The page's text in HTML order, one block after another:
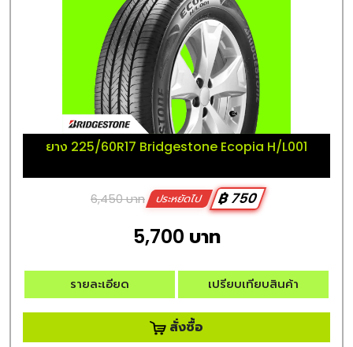
ยาง 225/60R17 Bridgestone Ecopia H/L001
6,450 บาท ประหยัดไป ฿ 750
5,700 บาท
รายละเอียด เปรียบเทียบสินค้า
สั่งซื้อ